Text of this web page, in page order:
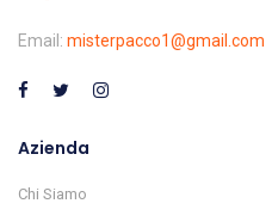
Email: misterpacco1@gmail.com
Azienda
Chi Siamo